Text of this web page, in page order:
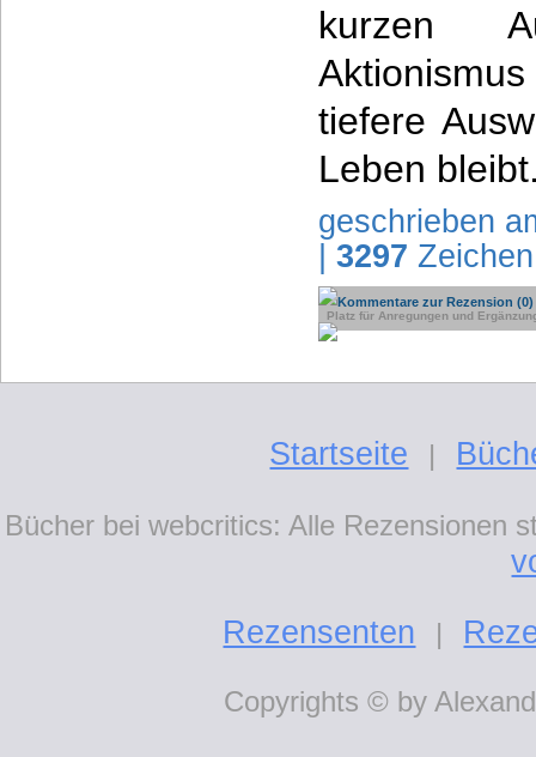
kurzen
tiefere
Leben
geschrieben
3297 Zeichen
Kommentare zur Rezension (0)
Platz für Anregungen und
Startseite |
Bücher bei webcritics: Alle Rezensionen
Rezensenten
|
Copyrights © by